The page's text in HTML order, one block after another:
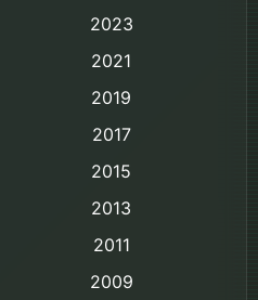
2023
2021
2019
2017
2015
2013
2011
2009